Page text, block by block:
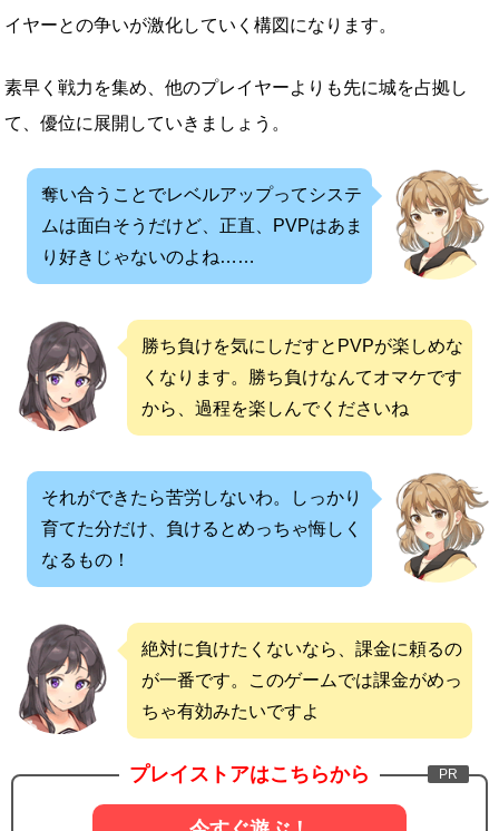
イヤーとの争いが激化していく構図になります。
素早く戦力を集め、他のプレイヤーよりも先に城を占拠し
て、優位に展開していきましょう。
奪い合うことでレベルアップってシステ
ムは面白そうだけど、正直、PVPはあま
り好きじゃないのよね……
勝ち負けを気にしだすとPVPが楽しめな
くなります。勝ち負けなんてオマケです
から、過程を楽しんでくださいね
それができたら苦労しないわ。しっかり
育てた分だけ、負けるとめっちゃ悔しく
なるもの！
絶対に負けたくないなら、課金に頼るの
が一番です。このゲームでは課金がめっ
ちゃ有効みたいですよ
プレイストアはこちらから